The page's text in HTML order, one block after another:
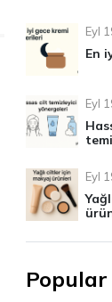
Eyl
En
Eyl
Eyl
Popular